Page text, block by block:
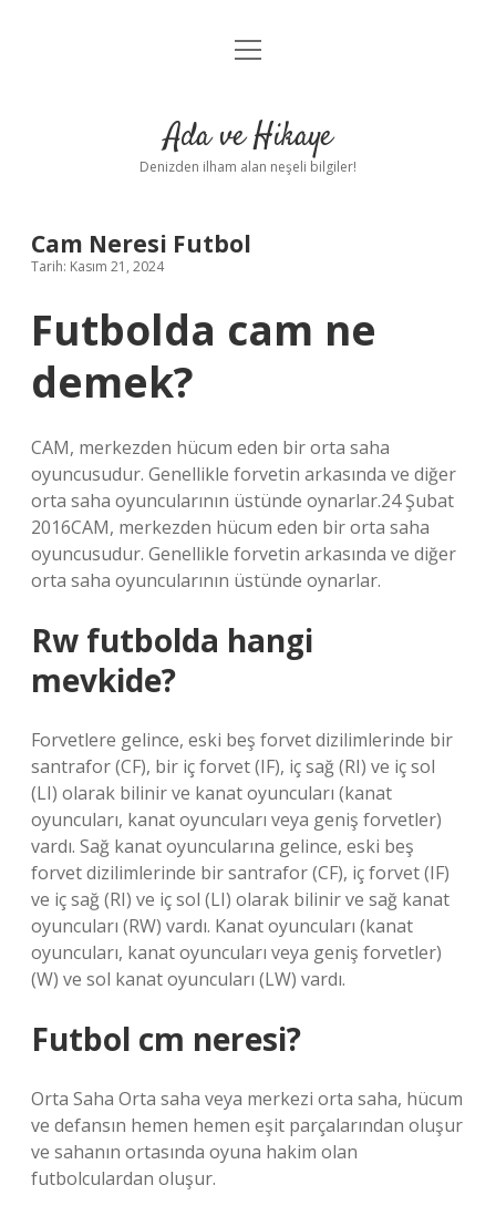
Anasayfa
Yasal Uyarı
menüyü
Ada ve Hikaye
Denizden ilham alan neşeli bilgiler!
Cam Neresi Futbol
Tarih: Kasım 21, 2024
Futbolda cam ne
demek?
CAM, merkezden hücum eden bir orta saha
oyuncusudur. Genellikle forvetin arkasında ve diğer
orta saha oyuncularının üstünde oynarlar.24 Şubat
2016CAM, merkezden hücum eden bir orta saha
oyuncusudur. Genellikle forvetin arkasında ve diğer
orta saha oyuncularının üstünde oynarlar.
Rw futbolda hangi
mevkide?
Forvetlere gelince, eski beş forvet dizilimlerinde bir
santrafor (CF), bir iç forvet (IF), iç sağ (RI) ve iç sol
(LI) olarak bilinir ve kanat oyuncuları (kanat
oyuncuları, kanat oyuncuları veya geniş forvetler)
vardı. Sağ kanat oyuncularına gelince, eski beş
forvet dizilimlerinde bir santrafor (CF), iç forvet (IF)
ve iç sağ (RI) ve iç sol (LI) olarak bilinir ve sağ kanat
oyuncuları (RW) vardı. Kanat oyuncuları (kanat
oyuncuları, kanat oyuncuları veya geniş forvetler)
(W) ve sol kanat oyuncuları (LW) vardı.
Futbol cm neresi?
Orta Saha Orta saha veya merkezi orta saha, hücum
ve defansın hemen hemen eşit parçalarından oluşur
ve sahanın ortasında oyuna hakim olan
futbolculardan oluşur.